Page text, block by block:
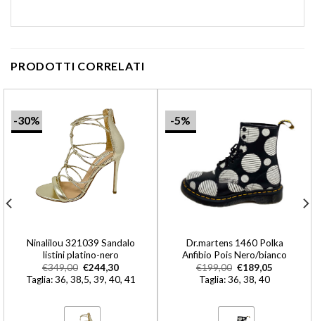
PRODOTTI CORRELATI
-30%
Ninalilou 321039 Sandalo
listini platino-nero
€349,00 €244,30
Taglia: 36, 38,5, 39, 40, 41
-5%
Dr.martens 1460 Polka
Anfibio Pois Nero/bianco
€199,00 €189,05
Taglia: 36, 38, 40